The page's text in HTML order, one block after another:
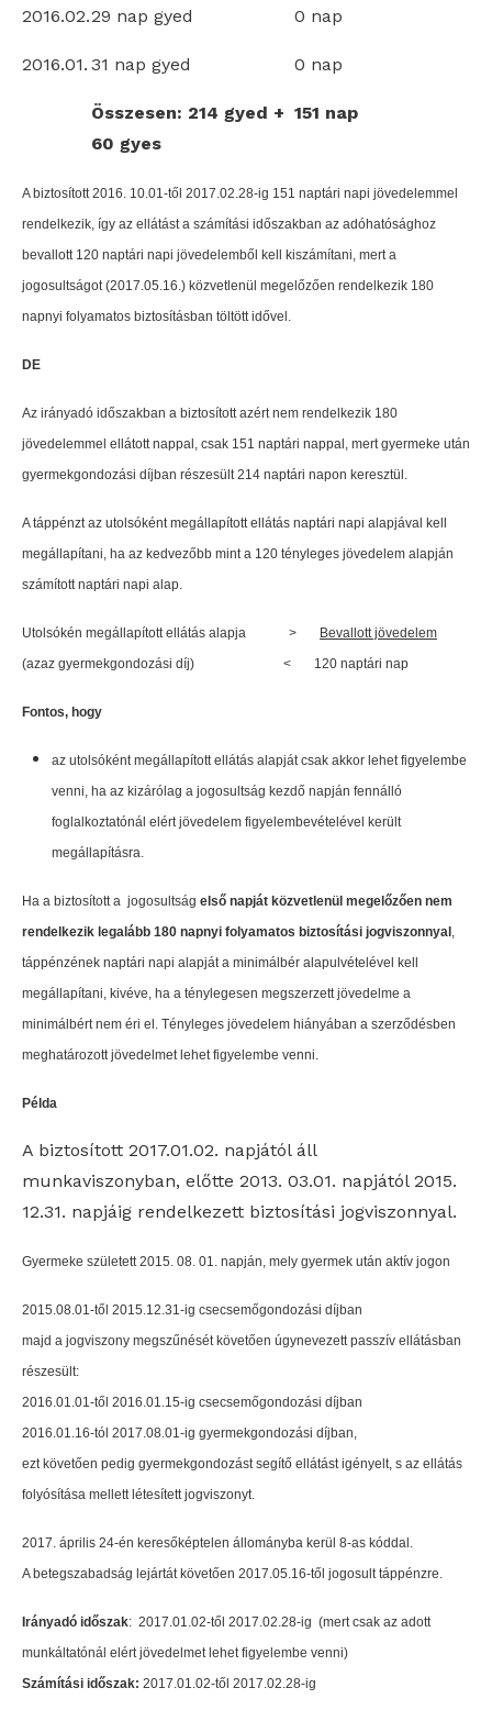
2016.02.29 nap gyed 0 nap
2016.01. 31 nap gyed 0 nap
Összesen: 214 gyed +
60 gyes
151 nap
A biztosított 2016. 10.01-től 2017.02.28-ig 151 naptári napi jövedelemmel
rendelkezik, így az ellátást a számítási időszakban az adóhatósághoz
bevallott 120 naptári napi jövedelemből kell kiszámítani, mert a
jogosultságot (2017.05.16.) közvetlenül megelőzően rendelkezik 180
napnyi folyamatos biztosításban töltött idővel.
DE
Az irányadó időszakban a biztosított azért nem rendelkezik 180
jövedelemmel ellátott nappal, csak 151 naptári nappal, mert gyermeke után
gyermekgondozási díjban részesült 214 naptári napon keresztül.
A táppénzt az utolsóként megállapított ellátás naptári napi alapjával kell
megállapítani, ha az kedvezőbb mint a 120 tényleges jövedelem alapján
számított naptári napi alap.
Utolsókén megállapított ellátás alapja >
Bevallott jövedelem
(azaz gyermekgondozási díj) < 120 naptári nap
Fontos, hogy
az utolsóként megállapított ellátás alapját csak akkor lehet figyelembe
venni, ha az kizárólag a jogosultság kezdő napján fennálló
foglalkoztatónál elért jövedelem figyelembevételével került
megállapításra.
Ha a biztosított a jogosultság első napját közvetlenül megelőzően nem
rendelkezik legalább 180 napnyi folyamatos biztosítási jogviszonnyal ,
táppénzének naptári napi alapját a minimálbér alapulvételével kell
megállapítani, kivéve, ha a ténylegesen megszerzett jövedelme a
minimálbért nem éri el. Tényleges jövedelem hiányában a szerződésben
meghatározott jövedelmet lehet figyelembe venni.
Példa
A biztosított 2017.01.02. napjától áll
munkaviszonyban, előtte 2013. 03.01. napjától 2015.
12.31. napjáig rendelkezett biztosítási jogviszonnyal.
Gyermeke született 2015. 08. 01. napján, mely gyermek után aktív jogon
2015.08.01-től 2015.12.31-ig csecsemőgondozási díjban
majd a jogviszony megszűnését követően úgynevezett passzív ellátásban
részesült:
2016.01.01-től 2016.01.15-ig csecsemőgondozási díjban
2016.01.16-tól 2017.08.01-ig gyermekgondozási díjban,
ezt követően pedig gyermekgondozást segítő ellátást igényelt, s az ellátás
folyósítása mellett létesített jogviszonyt.
2017. április 24-én keresőképtelen állományba kerül 8-as kóddal.
A betegszabadság lejártát követően 2017.05.16-től jogosult táppénzre.
Irányadó időszak: 2017.01.02-től 2017.02.28-ig (mert csak az adott
munkáltatónál elért jövedelmet lehet figyelembe venni)
Számítási időszak: 2017.01.02-től 2017.02.28-ig